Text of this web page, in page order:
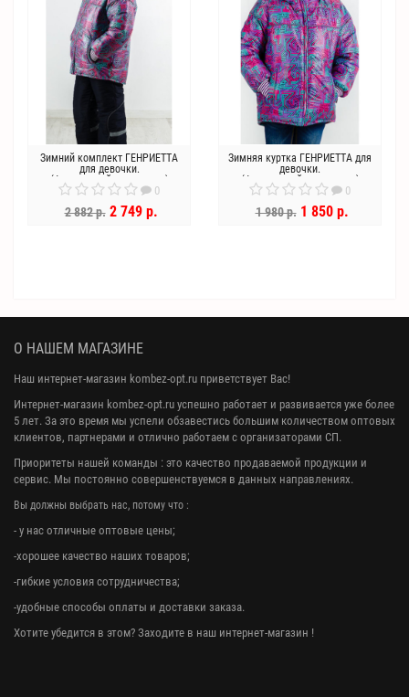
Зимний комплект ГЕНРИЕТТА
для девочки.
(фиолетовый+геометрия)
0
2 882 р. 2 749 р.
Зимняя куртка ГЕНРИЕТТА для
девочки.
(фиолетовый+геометрия)
0
1 980 р. 1 850 р.
О НАШЕМ МАГАЗИНЕ
Наш интернет-магазин kombez-opt.ru приветствует Вас!
Интернет-магазин kombez-opt.ru успешно работает и развивается уже более
5 лет. За это время мы успели обзавестись большим количеством оптовых
клиентов, партнерами и отлично работаем с организаторами СП.
Приоритеты нашей команды : это качество продаваемой продукции и
сервис. Мы постоянно совершенствуемся в данных направлениях.
Вы должны выбрать нас, потому что :
- у нас отличные оптовые цены;
-хорошее качество наших товаров;
-гибкие условия сотрудничества;
-удобные способы оплаты и доставки заказа.
Хотите убедится в этом? Заходите в наш интернет-магазин !